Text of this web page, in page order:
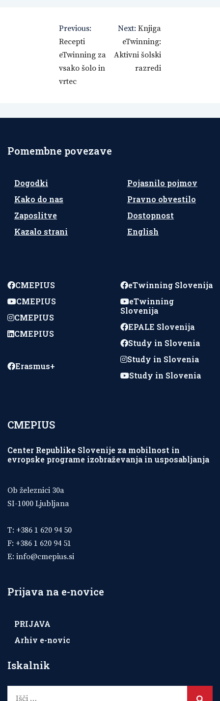
Navigacija
prispevka
Previous:
Recepti
eTwinning za
vsako šolo in
vrtec
Next: Knjiga
eTwinning:
Aktivni šolski
razredi
Pomembne povezave
Dogodki
Kako do nas
Zaposlitve
Kazalo strani
Pojasnilo pojmov
Pravno obvestilo
Dostopnost
English
CMEPIUS
CMEPIUS
CMEPIUS
CMEPIUS
Erasmus+
eTwinning Slovenija
eTwinning
Slovenija
EPALE Slovenija
Study in Slovenia
Study in Slovenia
Study in Slovenia
CMEPIUS
Center Republike Slovenije za mobilnost in
evropske programe izobraževanja in usposabljanja
Ob železnici 30a
SI-1000 Ljubljana
T: +386 1 620 94 50
F: +386 1 620 94 51
E: info@cmepius.si
Prijava na e-novice
PRIJAVA
Arhiv e-novic
Iskalnik